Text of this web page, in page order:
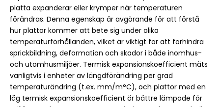
platta expanderar eller krymper när temperaturen
förändras. Denna egenskap är avgörande för att förstå
hur plattor kommer att bete sig under olika
temperaturförhållanden, vilket är viktigt för att förhindra
sprickbildning, deformation och skador i både inomhus-
och utomhusmiljöer. Termisk expansionskoefficient mäts
vanligtvis i enheter av längdförändring per grad
temperaturändring (t.ex. mm/m°C), och plattor med en
låg termisk expansionskoefficient är bättre lämpade för